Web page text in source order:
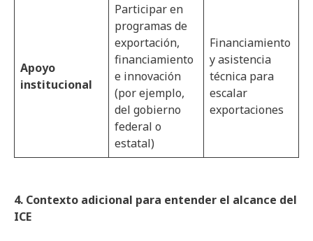
Apoyo
institucional
Participar en
programas de
exportación,
financiamiento
e innovación
(por ejemplo,
del gobierno
federal o
estatal)
Financiamiento
y asistencia
técnica para
escalar
exportaciones
4. Contexto adicional para entender el alcance del
ICE